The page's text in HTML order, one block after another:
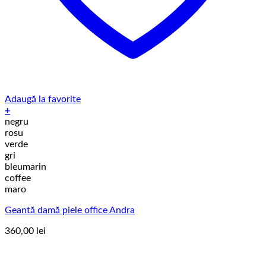
Adaugă la favorite
+
Acest
produs
are
mai
multe
variații.
Opțiunile
fi
în
negru
rosu
verde
gri
bleumarin
coffee
maro
Geantă damă piele office Andra
360,00 lei